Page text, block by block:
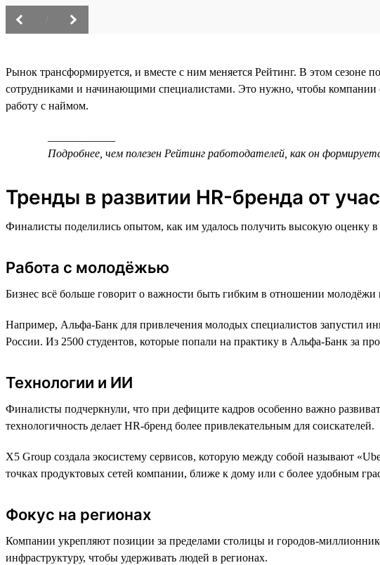
Рынок трансформируется, и вместе с ним меняется Рейтинг. В этом
сотрудниками и начинающими специалистами. Это нужно, чтобы
работу с наймом.
Подробнее, чем полезен Рейтинг работодателей, как он
Тренды в развитии HR-бренда от
Финалисты поделились опытом, как им удалось получить высокую оценку
Работа с молодёжью
Бизнес всё больше говорит о важности быть гибким в отношении
Например, Альфа-Банк для привлечения молодых специалистов запустил
России. Из 2500 студентов, которые попали на практику в Альфа-Банк за
Технологии и ИИ
Финалисты подчеркнули, что при дефиците кадров особенно важно
технологичность делает HR-бренд более привлекательным для соискателей.
X5 Group создала экосистему сервисов, которую между собой называют
точках продуктовых сетей компании, ближе к дому или с более удобным
Фокус на регионах
Компании укрепляют позиции за пределами столицы и городов-
инфраструктуру, чтобы удерживать людей в регионах.